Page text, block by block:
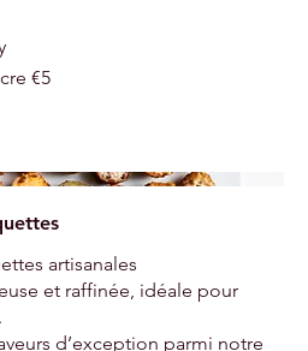
€5
artisanales
et raffinée, idéale pour
d’exception parmi notre